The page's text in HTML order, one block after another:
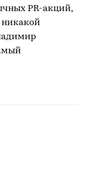
PR-акций,
никакой